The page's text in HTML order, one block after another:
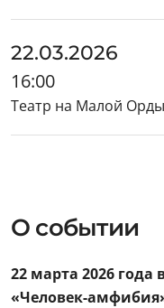
22.03.2026
16:00
Театр на Малой
О событии
22 марта 2026 года
«Человек-